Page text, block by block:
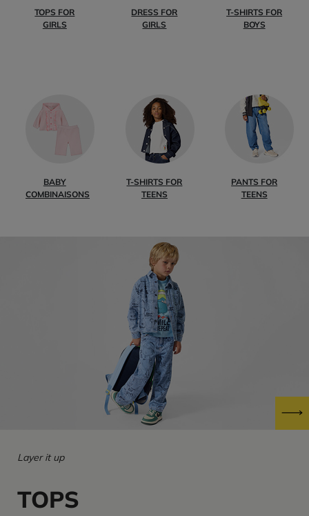
TOPS FOR
GIRLS
DRESS FOR
GIRLS
T-SHIRTS FOR
BOYS
BABY
COMBINAISONS
T-SHIRTS FOR
TEENS
PANTS FOR
TEENS
Layer it up
TOPS